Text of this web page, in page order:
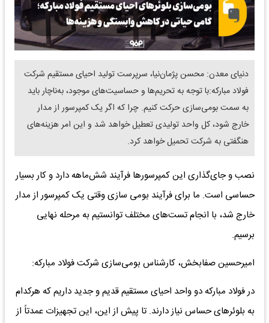
دنیای معدن: محسن پژمان‌نیا، سرپرست تولید احیای مستقیم شرکت
فولاد مبارکه:با توجه به تحریم‌ها و حساسیت‌های موجود، به‌ناچار باید
به سمت بومی‌سازی حرکت کنیم. چرا که اگر یک کمپرسور از مدار
خارج شود، کل واحد تولیدی تعطیل خواهد شد و این امر هزینه‌های
هنگفتی به شرکت تحمیل خواهد کرد.
نصب و جای‌گذاری این کمپرسورها فرآیند شش‌ماهه دارد و کار بسیار
حساسی است. ما برای فرآیند بومی سازی وقتی یک کمپرسور از مدار
خارج شد، با انجام تست‌های مختلف توانستیم به مرحله نهایی
برسیم.
امیرحسین صفابخش، کارشناس بومی‌سازی شرکت فولاد مبارکه:
در فولاد مبارکه دو واحد احیای مستقیم قدیم و جدید داریم که هرکدام
به بلوئرهای حساس نیاز دارند. تا پیش از این، این تجهیزات عمدتاً از